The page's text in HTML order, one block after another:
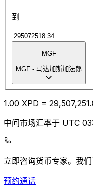
到
MGF
MGF - 马达加斯加法郎
1.00 XPD =
中间市场汇率于 UTC
立即咨询货币专家。 我
预约通话